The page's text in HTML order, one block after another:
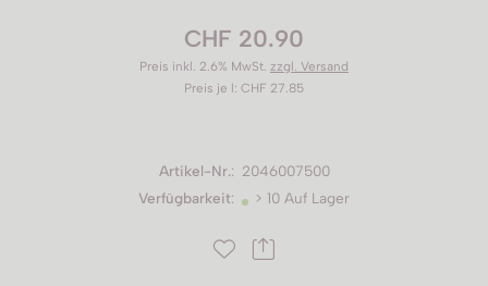
CHF 20.90
Preis inkl. 2.6% MwSt. zzgl. Versand
Preis je l: CHF 27.85
Artikel-Nr.: 2046007500
Verfügbarkeit: > 10 Auf Lager